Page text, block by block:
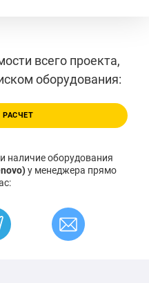
всего проекта,
оборудования:
наличие оборудования
у менеджера прямо